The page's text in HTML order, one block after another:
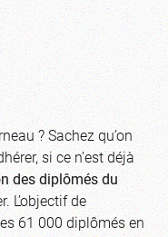
? Sachez qu’on
si ce n’est déjà
des diplômés du
L’objectif de
61 000 diplômés en